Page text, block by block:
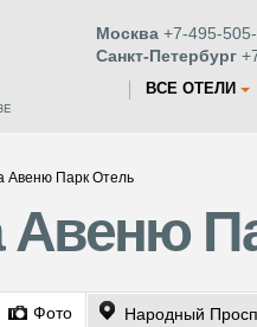
Москва +7-495-
Санкт-Петербург
ВСЕ ОТЕЛИ
Авеню Парк Отель
Авеню
Фото Народный